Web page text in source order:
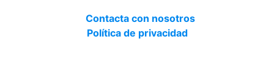
Contacta con nosotros
Política de privacidad